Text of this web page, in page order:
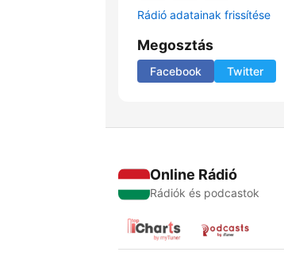
Rádió adatainak frissítése
Megosztás
Facebook Twitter
Online Rádió
Rádiók és podcastok